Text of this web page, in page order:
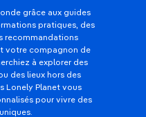
grâce aux guides
pratiques, des
recommandations
votre compagnon de
à explorer des
des lieux hors des
Lonely Planet vous
pour vivre des